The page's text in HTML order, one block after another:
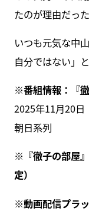
たのが理由だった
いつも元気な中
自分ではない」
※番組情報：『
2025年11月20日
朝日系列
※『徹子の部屋』
定）
※動画配信プラ